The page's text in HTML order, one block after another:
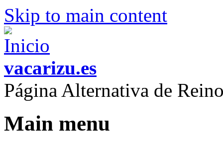
Skip to main content
vacarizu.es
Página Alternativa de
Main menu